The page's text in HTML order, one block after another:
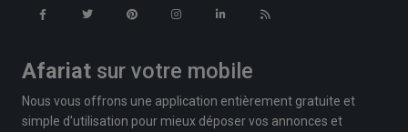
Afariat sur votre mobile
Nous vous offrons une application entièrement gratuite et
simple d'utilisation pour mieux déposer vos annonces et